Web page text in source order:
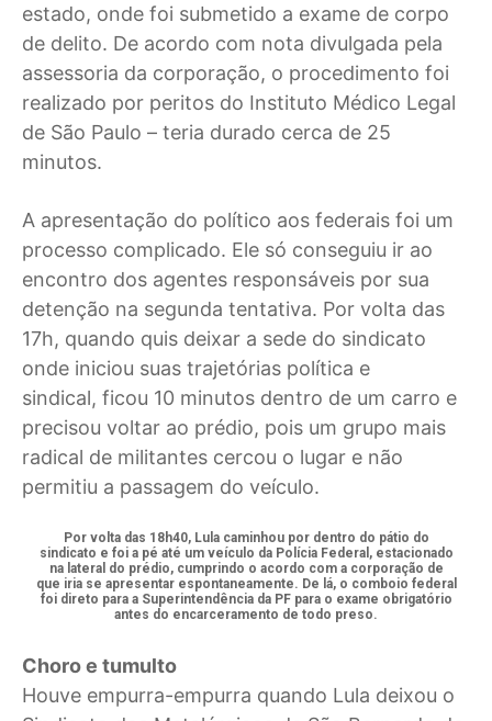
estado, onde foi submetido a exame de corpo
de delito. De acordo com nota divulgada pela
assessoria da corporação, o procedimento foi
realizado por peritos do Instituto Médico Legal
de São Paulo – teria durado cerca de 25
minutos.
A apresentação do político aos federais foi um
processo complicado. Ele só conseguiu ir ao
encontro dos agentes responsáveis por sua
detenção na segunda tentativa. Por volta das
17h, quando quis deixar a sede do sindicato
onde iniciou suas trajetórias política e
sindical, ficou 10 minutos dentro de um carro e
precisou voltar ao prédio, pois um grupo mais
radical de militantes cercou o lugar e não
permitiu a passagem do veículo.
Por volta das 18h40, Lula caminhou por dentro do pátio do
sindicato e foi a pé até um veículo da Polícia Federal, estacionado
na lateral do prédio, cumprindo o acordo com a corporação de
que iria se apresentar espontaneamente. De lá, o comboio federal
foi direto para a Superintendência da PF para o exame obrigatório
antes do encarceramento de todo preso.
Choro e tumulto
Houve empurra-empurra quando Lula deixou o